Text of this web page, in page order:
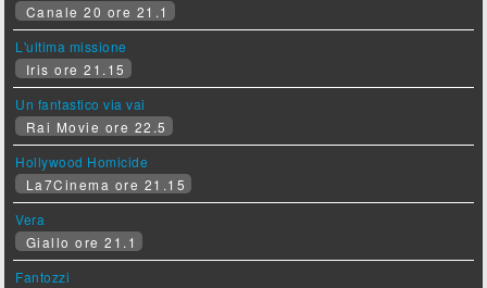
Canale 20 ore 21.1
L'ultima missione
Iris ore 21.15
Un fantastico via vai
Rai Movie ore 22.5
Hollywood Homicide
La7Cinema ore 21.15
Vera
Giallo ore 21.1
Fantozzi